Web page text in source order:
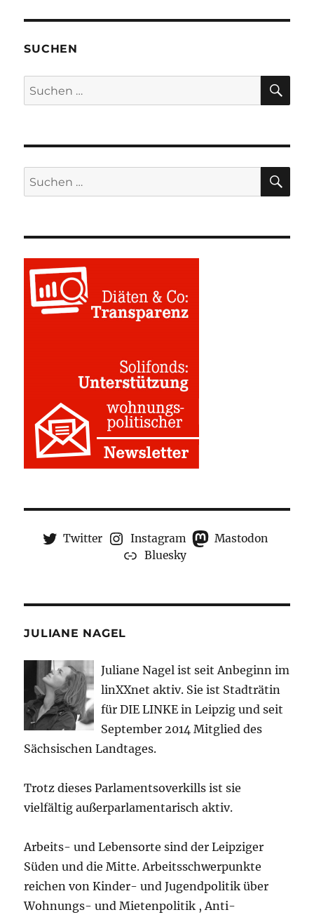
SUCHEN
Suchen
nach:
Suchen
nach:
Twitter Instagram
Mastodon
Bluesky
JULIANE NAGEL
Juliane Nagel ist seit Anbeginn im
linXXnet aktiv. Sie ist Stadträtin
für DIE LINKE in Leipzig und seit
September 2014 Mitglied des
Sächsischen Landtages.
Trotz dieses Parlamentsoverkills ist sie
vielfältig außerparlamentarisch aktiv.
Arbeits- und Lebensorte sind der Leipziger
Süden und die Mitte. Arbeitsschwerpunkte
reichen von Kinder- und Jugendpolitik über
Wohnungs- und Mietenpolitik , Anti-